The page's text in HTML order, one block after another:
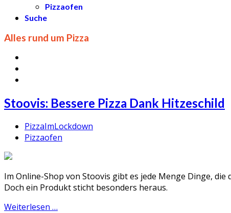
Pizzaofen
Suche
Alles rund um Pizza
Stoovis: Bessere Pizza Dank Hitzeschild
PizzaImLockdown
Pizzaofen
Im Online-Shop von Stoovis gibt es jede Menge Dinge,
Doch ein Produkt sticht besonders heraus.
Weiterlesen …